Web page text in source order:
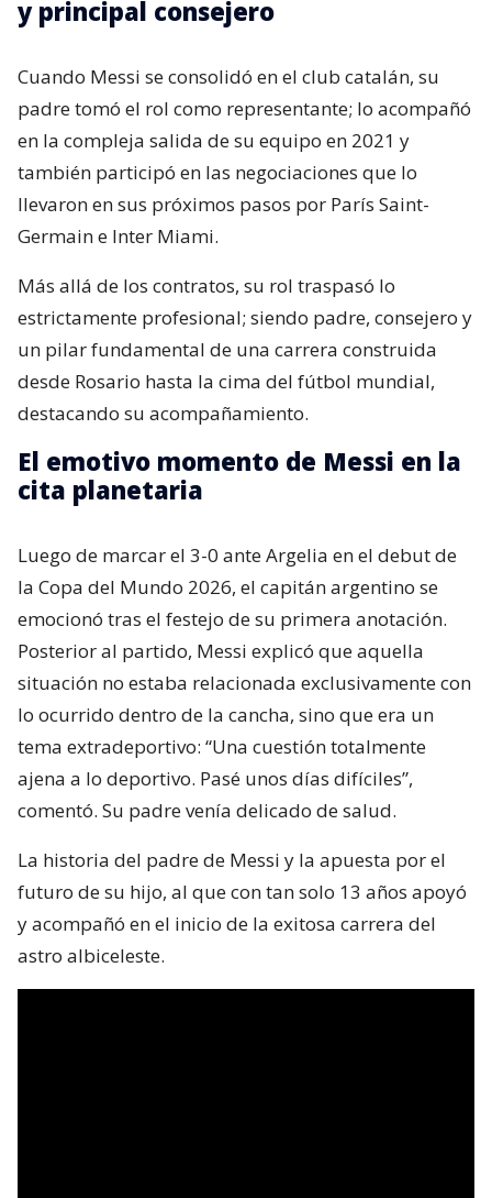
y principal consejero
Cuando Messi se consolidó en el club catalán, su
padre tomó el rol como representante; lo acompañó
en la compleja salida de su equipo en 2021 y
también participó en las negociaciones que lo
llevaron en sus próximos pasos por París Saint-
Germain e Inter Miami.
Más allá de los contratos, su rol traspasó lo
estrictamente profesional; siendo padre, consejero y
un pilar fundamental de una carrera construida
desde Rosario hasta la cima del fútbol mundial,
destacando su acompañamiento.
El emotivo momento de Messi en la
cita planetaria
Luego de marcar el 3-0 ante Argelia en el debut de
la Copa del Mundo 2026, el capitán argentino se
emocionó tras el festejo de su primera anotación.
Posterior al partido, Messi explicó que aquella
situación no estaba relacionada exclusivamente con
lo ocurrido dentro de la cancha, sino que era un
tema extradeportivo: “Una cuestión totalmente
ajena a lo deportivo. Pasé unos días difíciles”,
comentó. Su padre venía delicado de salud.
La historia del padre de Messi y la apuesta por el
futuro de su hijo, al que con tan solo 13 años apoyó
y acompañó en el inicio de la exitosa carrera del
astro albiceleste.